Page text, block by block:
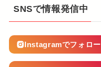
SNSで情報発信中
Instagramでフォロー